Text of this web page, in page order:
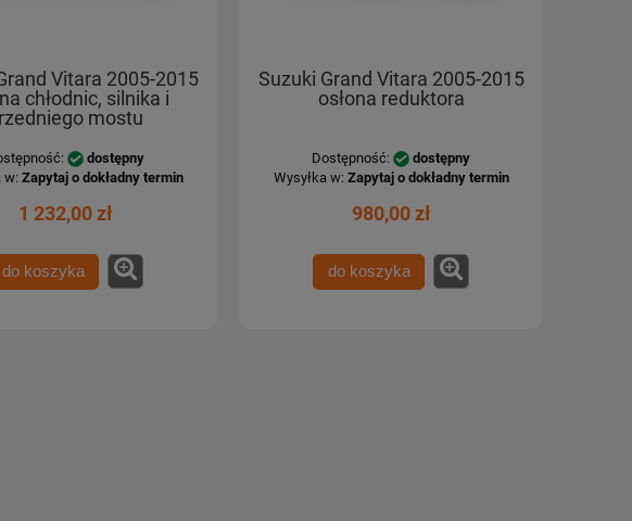
Vitara 2005-2015
chłodnic, silnika i
mostu
dostępny
w: Zapytaj o dokładny termin
1 232,00 zł
do koszyka
Suzuki Grand Vitara 2005-2015
osłona reduktora
Dostępność:
dostępny
Wysyłka w: Zapytaj o dokładny termin
980,00 zł
do koszyka